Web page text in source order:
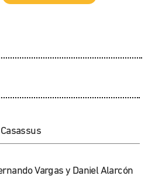
Vargas y Daniel Alarcón